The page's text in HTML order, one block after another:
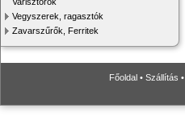
Vegyszerek, ragasztók
Zavarszűrők, Ferritek
Főoldal • Szállítás •